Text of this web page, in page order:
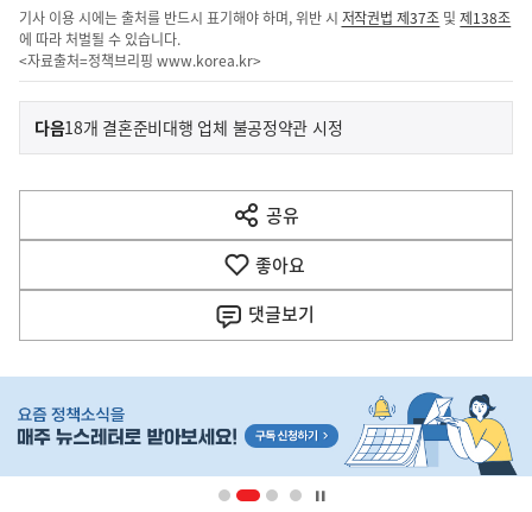
기사 이용 시에는 출처를 반드시 표기해야 하며, 위반 시 저작권법 제37조 및제138조
에 따라 처벌될 수 있습니다.
<자료출처=정책브리핑 www.korea.kr>
이
전
다
음
다음기
18개 결혼준비대행 업체 불공정약관 시정
공유
열
기
좋아요
댓글보기
단